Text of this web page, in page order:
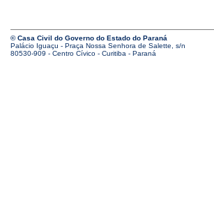
© Casa Civil do Governo do Estado do Paraná
Palácio Iguaçu - Praça Nossa Senhora de Salette, s/n
80530-909 - Centro Cívico - Curitiba - Paraná